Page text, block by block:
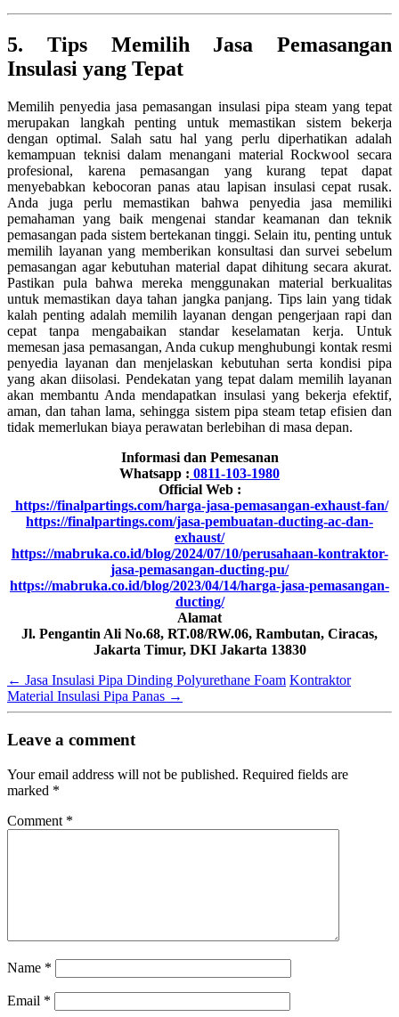
5. Tips Memilih Jasa Pemasangan
Insulasi yang Tepat
Memilih penyedia jasa pemasangan insulasi pipa steam yang tepat
merupakan langkah penting untuk memastikan sistem bekerja
dengan optimal. Salah satu hal yang perlu diperhatikan adalah
kemampuan teknisi dalam menangani material Rockwool secara
profesional, karena pemasangan yang kurang tepat dapat
menyebabkan kebocoran panas atau lapisan insulasi cepat rusak.
Anda juga perlu memastikan bahwa penyedia jasa memiliki
pemahaman yang baik mengenai standar keamanan dan teknik
pemasangan pada sistem bertekanan tinggi. Selain itu, penting untuk
memilih layanan yang memberikan konsultasi dan survei sebelum
pemasangan agar kebutuhan material dapat dihitung secara akurat.
Pastikan pula bahwa mereka menggunakan material berkualitas
untuk memastikan daya tahan jangka panjang. Tips lain yang tidak
kalah penting adalah memilih layanan dengan pengerjaan rapi dan
cepat tanpa mengabaikan standar keselamatan kerja. Untuk
memesan jasa pemasangan, Anda cukup menghubungi kontak resmi
penyedia layanan dan menjelaskan kebutuhan serta kondisi pipa
yang akan diisolasi. Pendekatan yang tepat dalam memilih layanan
akan membantu Anda mendapatkan insulasi yang bekerja efektif,
aman, dan tahan lama, sehingga sistem pipa steam tetap efisien dan
tidak memerlukan biaya perawatan berlebihan di masa depan.
Informasi dan Pemesanan
Whatsapp : 0811-103-1980
Official Web :
https://finalpartings.com/harga-jasa-pemasangan-exhaust-fan/
https://finalpartings.com/jasa-pembuatan-ducting-ac-dan-
exhaust/
https://mabruka.co.id/blog/2024/07/10/perusahaan-kontraktor-
jasa-pemasangan-ducting-pu/
https://mabruka.co.id/blog/2023/04/14/harga-jasa-pemasangan-
ducting/
Alamat
Jl. Pengantin Ali No.68, RT.08/RW.06, Rambutan, Ciracas,
Jakarta Timur, DKI Jakarta 13830
← Jasa Insulasi Pipa Dinding Polyurethane Foam Kontraktor
Material Insulasi Pipa Panas →
Leave a comment
Your email address will not be published. Required fields are
marked *
Comment *
Name *
Email *